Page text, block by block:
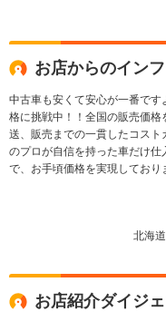
お店からのイン
中古車も安くて安心が一番で
格に挑戦中！！全国の販売価
送、販売までの一貫したコス
のプロが自信を持った車だけ
で、お手頃価格を実現しており
北海
お店紹介ダイジ